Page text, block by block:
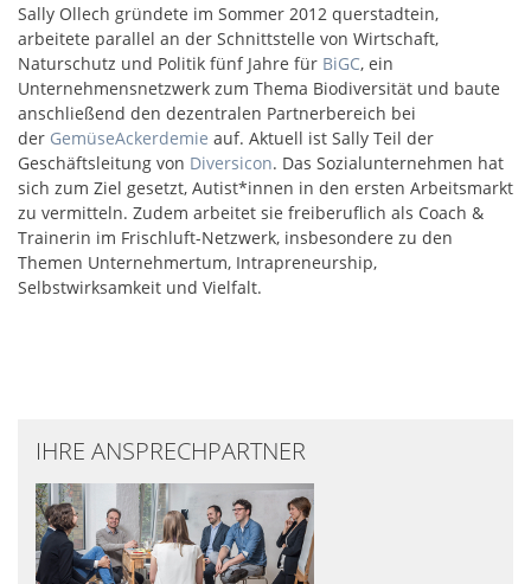
Sally Ollech gründete im Sommer 2012 querstadtein,
arbeitete parallel an der Schnittstelle von Wirtschaft,
Naturschutz und Politik fünf Jahre für BiGC, ein
Unternehmensnetzwerk zum Thema Biodiversität und baute
anschließend den dezentralen Partnerbereich bei
der GemüseAckerdemie auf. Aktuell ist Sally Teil der
Geschäftsleitung von Diversicon. Das Sozialunternehmen hat
sich zum Ziel gesetzt, Autist*innen in den ersten Arbeitsmarkt
zu vermitteln. Zudem arbeitet sie freiberuflich als Coach &
Trainerin im Frischluft-Netzwerk, insbesondere zu den
Themen Unternehmertum, Intrapreneurship,
Selbstwirksamkeit und Vielfalt.
IHRE ANSPRECHPARTNER